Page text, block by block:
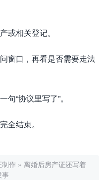
或相关登记。
窗口，再看是否需要走法
“协议里写了”。
全结束。
制作 » 离婚后房产证还写着
事